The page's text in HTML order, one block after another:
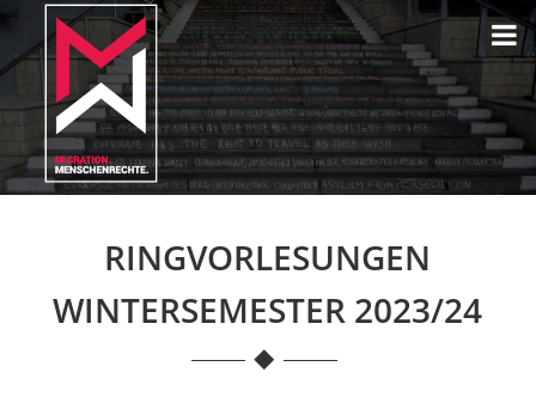
RINGVORLESUNGEN
WINTERSEMESTER 2023/24